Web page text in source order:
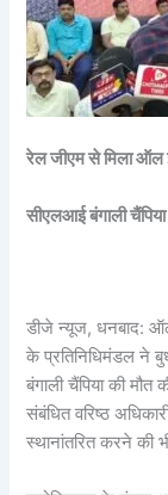
रेल जीएम से मिला ऑल
सीएलआई बंगाली चैंपिया
डीजे न्यूज, धनबाद:
के प्रतिनिधिमंडल ने
बंगाली चैंपिया की
संबंधित वरिष्ठ
स्थानांतरित करने की